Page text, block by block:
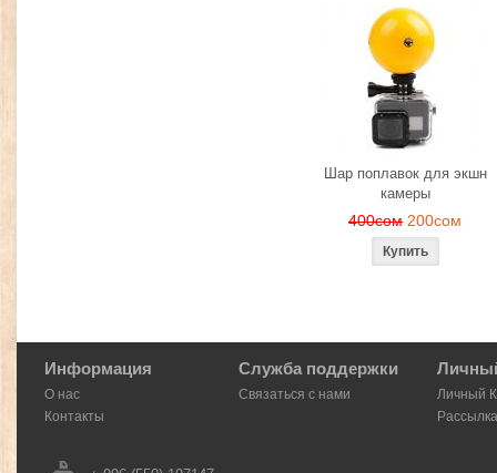
Шар поплавок для экшн
камеры
400сом 200сом
Информация
О нас
Контакты
Служба поддержки
Связаться с нами
Личный
Рассылка